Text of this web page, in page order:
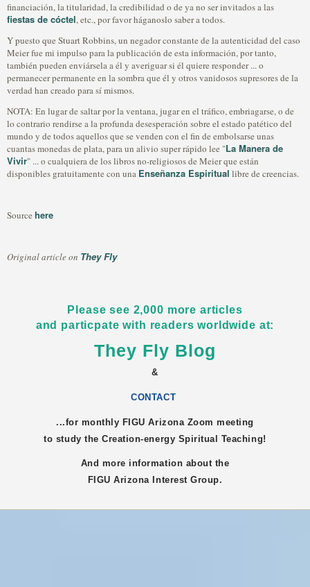
financiación, la titularidad, la credibilidad o de ya no ser invitados a las
fiestas de cóctel, etc., por favor háganoslo saber a todos.
Y puesto que Stuart Robbins, un negador constante de la autenticidad del caso
Meier fue mi impulso para la publicación de esta información, por tanto,
también pueden enviársela a él y averiguar si él quiere responder ... o
permanecer permanente en la sombra que él y otros vanidosos supresores de la
verdad han creado para sí mismos.
NOTA: En lugar de saltar por la ventana, jugar en el tráfico, embriagarse, o de
lo contrario rendirse a la profunda desesperación sobre el estado patético del
mundo y de todos aquellos que se venden con el fin de embolsarse unas
cuantas monedas de plata, para un alivio super rápido lee "La Manera de
Vivir" ... o cualquiera de los libros no-religiosos de Meier que están
disponibles gratuitamente con una Enseñanza Espiritual libre de creencias.
Source here
Original article on They Fly
Please see 2,000 more articles
and particpate with readers worldwide at:
They Fly Blog
&
CONTACT
...for monthly FIGUArizona Zoom meeting
to study the Creation-energy Spiritual Teaching!
And more information about the
FIGUArizonaInterest Group.